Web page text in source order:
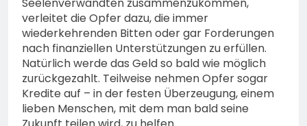
Seelenverwandten zusammenzukommen,
verleitet die Opfer dazu, die immer
wiederkehrenden Bitten oder gar Forderungen
nach finanziellen Unterstützungen zu erfüllen.
Natürlich werde das Geld so bald wie möglich
zurückgezahlt. Teilweise nehmen Opfer sogar
Kredite auf – in der festen Überzeugung, einem
lieben Menschen, mit dem man bald seine